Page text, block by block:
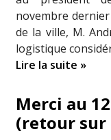
novembre
de la ville, M.
logistique
Lire la suite »
Merci au
(retour sur